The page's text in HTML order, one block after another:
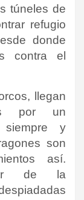
túneles de
refugio
donde
contra el
llegan
por un
siempre y
son
así.
de la